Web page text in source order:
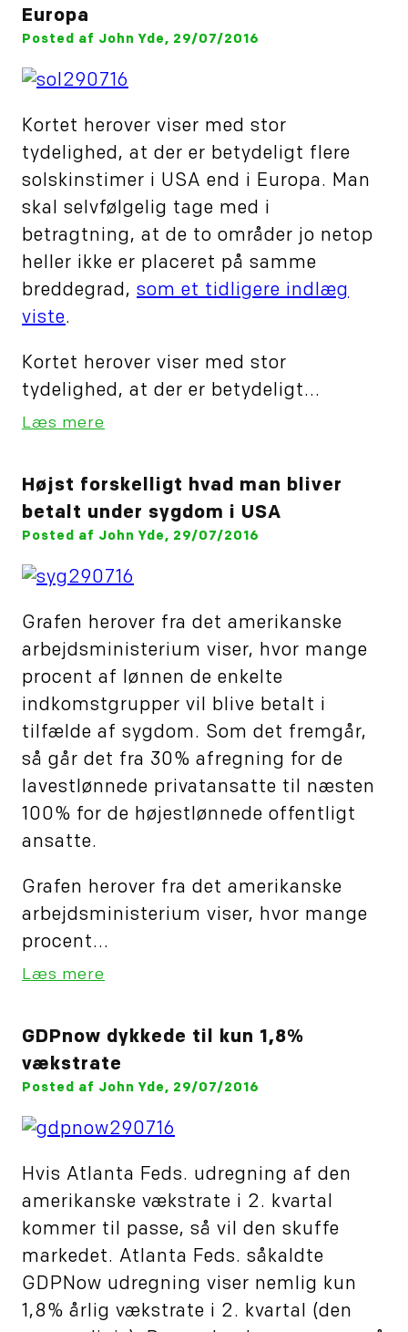
Europa
Posted af John Yde, 29/07/2016
Kortet herover viser med stor
tydelighed, at der er betydeligt flere
solskinstimer i USA end i Europa. Man
skal selvfølgelig tage med i
betragtning, at de to områder jo netop
heller ikke er placeret på samme
breddegrad, som et tidligere indlæg
viste.
Kortet herover viser med stor
tydelighed, at der er betydeligt...
Læs mere
Højst forskelligt hvad man bliver
betalt under sygdom i USA
Posted af John Yde, 29/07/2016
Grafen herover fra det amerikanske
arbejdsministerium viser, hvor mange
procent af lønnen de enkelte
indkomstgrupper vil blive betalt i
tilfælde af sygdom. Som det fremgår,
så går det fra 30% afregning for de
lavestlønnede privatansatte til næsten
100% for de højestlønnede offentligt
ansatte.
Grafen herover fra det amerikanske
arbejdsministerium viser, hvor mange
procent...
Læs mere
GDPnow dykkede til kun 1,8%
vækstrate
Posted af John Yde, 29/07/2016
Hvis Atlanta Feds. udregning af den
amerikanske vækstrate i 2. kvartal
kommer til passe, så vil den skuffe
markedet. Atlanta Feds. såkaldte
GDPNow udregning viser nemlig kun
1,8% årlig vækstrate i 2. kvartal (den